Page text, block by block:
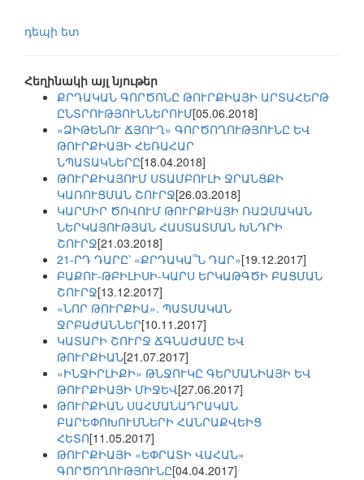
դեպի ետ
Հեղինակի այլ նյութեր
ՔՐԴԱԿԱՆ ԳՈՐԾՈՆԸ ԹՈՒՐՔԻԱՅԻ ԱՐՏԱՀԵՐԹ
ԸՆՏՐՈՒԹՅՈՒՆՆԵՐՈՒՄ[05.06.2018]
«ՁԻԹԵՆՈՒ ՃՅՈՒՂ» ԳՈՐԾՈՂՈՒԹՅՈՒՆԸ ԵՎ
ԹՈՒՐՔԻԱՅԻ ՀԵՌԱՀԱՐ
ՆՊԱՏԱԿՆԵՐԸ[18.04.2018]
ԹՈՒՐՔԻԱՅՈՒՄ ՍՏԱՄԲՈՒԼԻ ՋՐԱՆՑՔԻ
ԿԱՌՈՒՑՄԱՆ ՇՈՒՐՋ[26.03.2018]
ԿԱՐՄԻՐ ԾՈՎՈՒՄ ԹՈՒՐՔԻԱՅԻ ՌԱԶՄԱԿԱՆ
ՆԵՐԿԱՅՈՒԹՅԱՆ ՀԱՍՏԱՏՄԱՆ ԽՆԴՐԻ
ՇՈՒՐՋ[21.03.2018]
21-ՐԴ ԴԱՐԸ՝ «ՔՐԴԱԿԱ՞Ն ԴԱՐ»[19.12.2017]
ԲԱՔՈՒ-ԹԲԻԼԻՍԻ-ԿԱՐՍ ԵՐԿԱԹԳԾԻ ԲԱՑՄԱՆ
ՇՈՒՐՋ[13.12.2017]
«ՆՈՐ ԹՈՒՐՔԻԱ». ՊԱՏՄԱԿԱՆ
ՋՐԲԱԺԱՆՆԵՐ[10.11.2017]
ԿԱՏԱՐԻ ՇՈՒՐՋ ՃԳՆԱԺԱՄԸ ԵՎ
ԹՈՒՐՔԻԱՆ[21.07.2017]
«ԻՆՋԻՐԼԻՔԻ» ԹՆՋՈՒԿԸ ԳԵՐՄԱՆԻԱՅԻ ԵՎ
ԹՈՒՐՔԻԱՅԻ ՄԻՋԵՎ[27.06.2017]
ԹՈՒՐՔԻԱՆ ՍԱՀՄԱՆԱԴՐԱԿԱՆ
ԲԱՐԵՓՈԽՈՒՄՆԵՐԻ ՀԱՆՐԱՔՎԵԻՑ
ՀԵՏՈ[11.05.2017]
ԹՈՒՐՔԻԱՅԻ «ԵՓՐԱՏԻ ՎԱՀԱՆ»
ԳՈՐԾՈՂՈՒԹՅՈՒՆԸ[04.04.2017]